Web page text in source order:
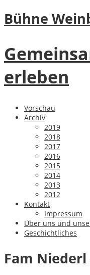
Bühne
erleben
Vorschau
Archiv
2019
2018
2017
2016
2015
2014
2013
2012
Kontakt
Impressum
Über uns und
Geschichtliches
Fam